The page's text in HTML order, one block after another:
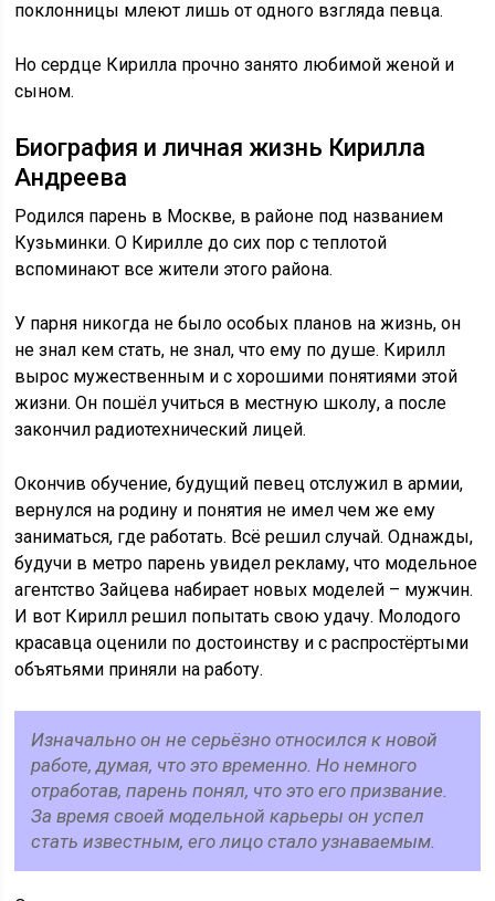
поклонницы млеют лишь от одного взгляда певца.
Но сердце Кирилла прочно занято любимой женой и
сыном.
Биография и личная жизнь Кирилла
Андреева
Родился парень в Москве, в районе под названием
Кузьминки. О Кирилле до сих пор с теплотой
вспоминают все жители этого района.
У парня никогда не было особых планов на жизнь, он
не знал кем стать, не знал, что ему по душе. Кирилл
вырос мужественным и с хорошими понятиями этой
жизни. Он пошёл учиться в местную школу, а после
закончил радиотехнический лицей.
Окончив обучение, будущий певец отслужил в армии,
вернулся на родину и понятия не имел чем же ему
заниматься, где работать. Всё решил случай. Однажды,
будучи в метро парень увидел рекламу, что модельное
агентство Зайцева набирает новых моделей – мужчин.
И вот Кирилл решил попытать свою удачу. Молодого
красавца оценили по достоинству и с распростёртыми
объятьями приняли на работу.
Изначально он не серьёзно относился к новой
работе, думая, что это временно. Но немного
отработав, парень понял, что это его призвание.
За время своей модельной карьеры он успел
стать известным, его лицо стало узнаваемым.